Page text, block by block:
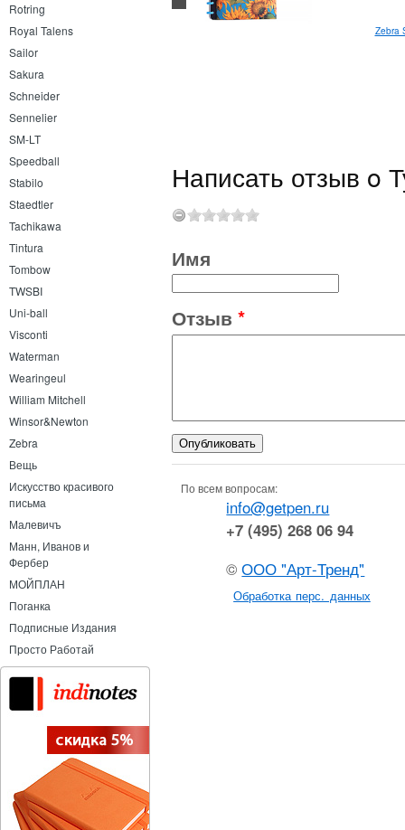
Rotring
Royal Talens
Sailor
Sakura
Schneider
Sennelier
SM-LT
Speedball
Stabilo
Staedtler
Tachikawa
Tintura
Tombow
TWSBI
Uni-ball
Visconti
Waterman
Wearingeul
William Mitchell
Winsor&Newton
Zebra
Вещь
Искусство красивого
письма
Малевичъ
Манн, Иванов и
Фербер
МОЙПЛАН
Поганка
Подписные Издания
Просто Работай
держатель для пера Zebra
Написать отзыв o
Имя
Отзыв *
По всем вопросам:
info@getpen.ru
+7 (495) 268 06 94
©ООО "Арт-Тренд"
Обработка перс. данных